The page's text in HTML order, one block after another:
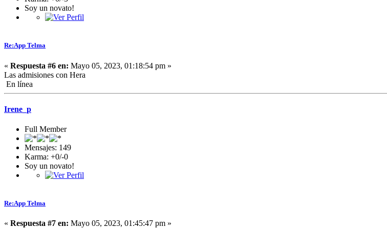
Soy un novato!
Re:App Telma
« Respuesta #6 en: Mayo 05, 2023, 01:18:54 pm »
Las admisiones con Hera
En línea
Irene_p
Full Member
Mensajes: 149
Karma: +0/-0
Soy un novato!
Re:App Telma
« Respuesta #7 en: Mayo 05, 2023, 01:45:47 pm »